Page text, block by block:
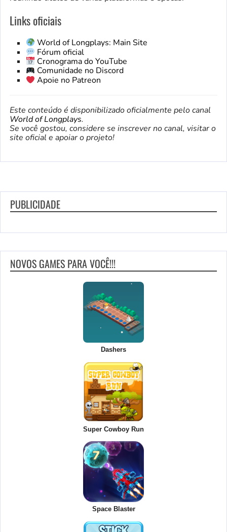
Links oficiais
World of Longplays: Main Site
Fórum oficial
Cronograma do YouTube
Comunidade no Discord
Apoie no Patreon
Este conteúdo é disponibilizado oficialmente pelo canal
World of Longplays.
Se você gostou, considere se inscrever no canal, visitar o
site oficial e apoiar o projeto!
PUBLICIDADE
NOVOS GAMES PARA VOCÊ!!!
Dashers
Super Cowboy Run
Space Blaster